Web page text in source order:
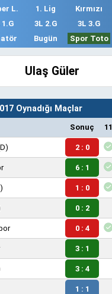
L. 1. Lig Kırmızı
1.G
3L 2.G 3L 3.G
Bugün Spor Toto
Ulaş Güler
Oynadığı Maçlar
Sonuç 11
2 : 0
6 : 1
1 : 0
0 : 2
0 : 4
3 : 1
3 : 4
1 : 1